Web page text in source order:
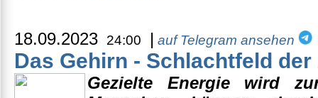
18.09.2023 24:00 | auf Telegram ansehen
Das Gehirn - Schlachtfeld
Gezielte Energie wird